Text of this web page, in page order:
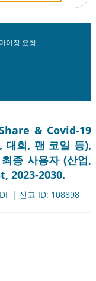
이징 요청
& Covid-19
대회, 팬 코일 등),
종 사용자 (산업,
2023-2030.
| 신고 ID: 108898